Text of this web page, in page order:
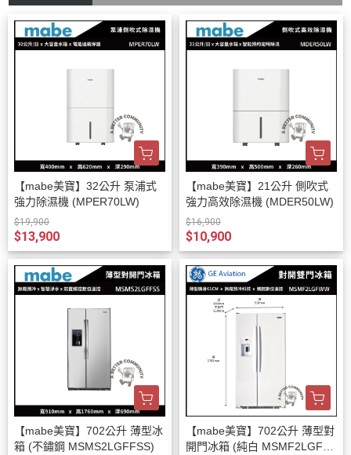
【mabe美寶】32公升 泵浦式
強力除濕機 (MPER70LW)
$19,900
$13,900
【mabe美寶】21公升 側吹式
強力高效除濕機 (MDER50LW)
$16,900
$10,900
【mabe美寶】702公升 薄型冰
箱 (不鏽鋼 MSMS2LGFFSS)
【mabe美寶】702公升 薄型對
開門冰箱 (純白 MSMF2LGFW